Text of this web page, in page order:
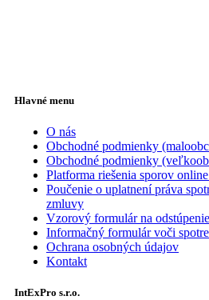
Hlavné menu
O nás
Obchodné podmienky
Obchodné podmienky
Platforma riešenia sporov
Poučenie o uplatnení práva
zmluvy
Vzorový formulár na
Informačný formulár voči
Ochrana osobných údajov
Kontakt
IntExPro s.r.o.